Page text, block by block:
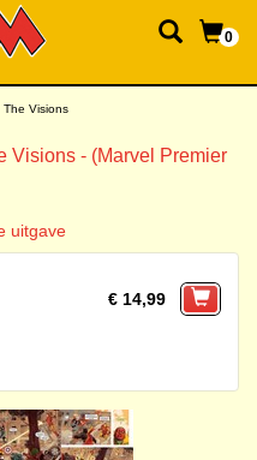
0
The Visions
Visions - (Marvel Premier
uitgave
€ 14,99